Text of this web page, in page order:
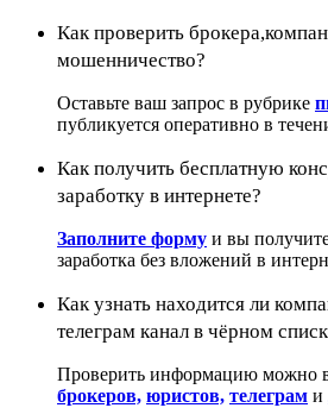
Как проверить
мошенничество?
Оставьте ваш запрос в рубрике
публикуется оперативно в
Как получить бесплатную
заработку в интернете?
Заполните форму и вы
заработка без вложений в
Как узнать находится ли
телеграм канал в чёрном
Проверить информацию можно
брокеров, юристов, телеграм и